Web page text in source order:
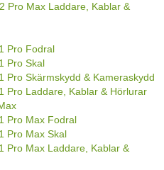
Pro Max Laddare, Kablar &
Pro Fodral
Pro Skal
Pro Skärmskydd & Kameraskydd
Pro Laddare, Kablar & Hörlurar
Pro Max Fodral
Pro Max Skal
Pro Max Laddare, Kablar &